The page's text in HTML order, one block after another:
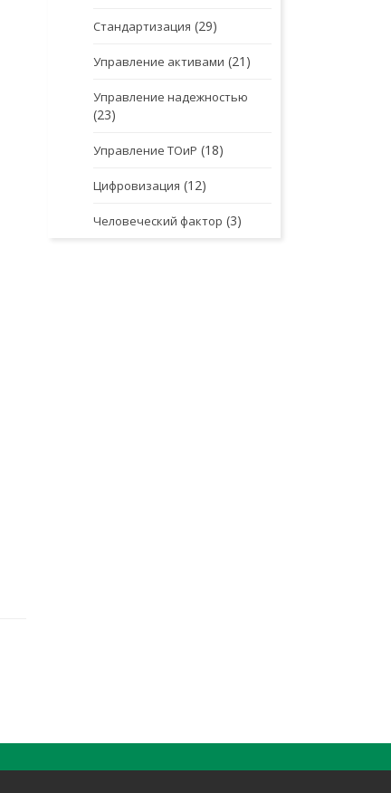
Стандартизация (29)
Управление активами (21)
Управление надежностью
(23)
Управление ТОиР (18)
Цифровизация (12)
Человеческий фактор (3)